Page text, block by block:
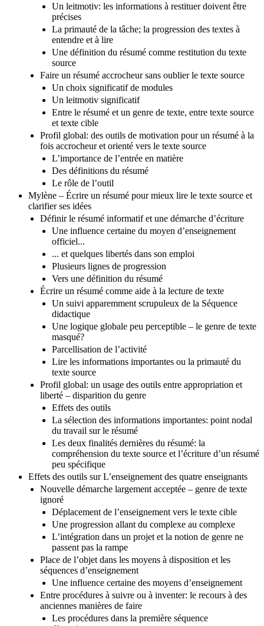
Un leitmotiv: les informations à restituer doivent être
précises
La primauté de la tâche; la progression des textes à
entendre et à lire
Une définition du résumé comme restitution du texte
source
Faire un résumé accrocheur sans oublier le texte source
Un choix significatif de modules
Un leitmotiv significatif
Entre le résumé et un genre de texte, entre texte source
et texte cible
Profil global: des outils de motivation pour un résumé à la
fois accrocheur et orienté vers le texte source
L’importance de l’entrée en matière
Des définitions du résumé
Le rôle de l’outil
Mylène – Écrire un résumé pour mieux lire le texte source et
clarifier ses idées
Définir le résumé informatif et une démarche d’écriture
Une influence certaine du moyen d’enseignement
officiel...
... et quelques libertés dans son emploi
Plusieurs lignes de progression
Vers une définition du résumé
Écrire un résumé comme aide à la lecture de texte
Un suivi apparemment scrupuleux de la Séquence
didactique
Une logique globale peu perceptible – le genre de texte
masqué?
Parcellisation de l’activité
Lire les informations importantes ou la primauté du
texte source
Profil global: un usage des outils entre appropriation et
liberté – disparition du genre
Effets des outils
La sélection des informations importantes: point nodal
du travail sur le résumé
Les deux finalités dernières du résumé: la
compréhension du texte source et l’écriture d’un résumé
peu spécifique
Effets des outils sur L’enseignement des quatre enseignants
Nouvelle démarche largement acceptée – genre de texte
ignoré
Déplacement de l’enseignement vers le texte cible
Une progression allant du complexe au complexe
L’intégration dans un projet et la notion de genre ne
passent pas la rampe
Place de l’objet dans les moyens à disposition et les
séquences d’enseignement
Une influence certaine des moyens d’enseignement
Entre procédures à suivre ou à inventer: le recours à des
anciennes manières de faire
Les procédures dans la première séquence